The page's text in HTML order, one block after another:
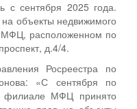
с сентября 2025 года.
объекты недвижимого
расположенном по
д.4/4.
Росреестра по
«С сентября по
филиале МФЦ принято